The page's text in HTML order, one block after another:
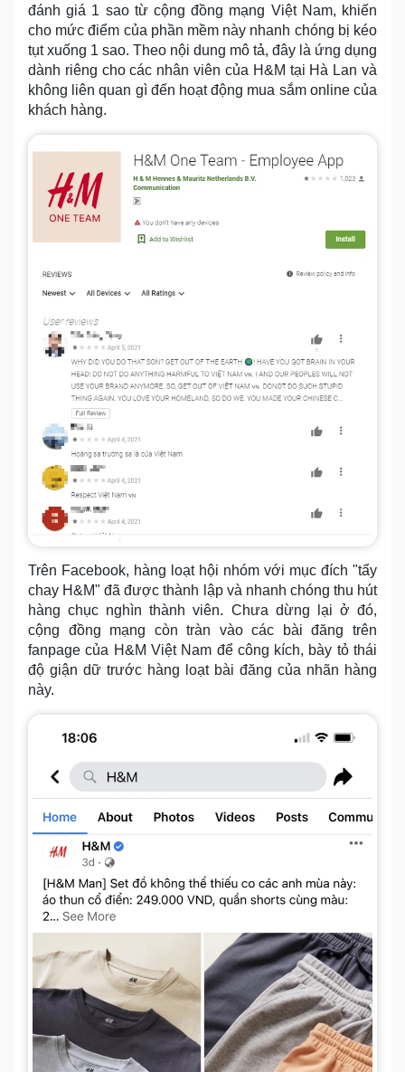
đánh giá 1 sao từ cộng đồng mạng Việt Nam, khiến
cho mức điểm của phần mềm này nhanh chóng bị kéo
tụt xuống 1 sao. Theo nội dung mô tả, đây là ứng dụng
dành riêng cho các nhân viên của H&M tại Hà Lan và
không liên quan gì đến hoạt động mua sắm online của
khách hàng.
Trên Facebook, hàng loạt hội nhóm với mục đích "tẩy
chay H&M" đã được thành lập và nhanh chóng thu hút
hàng chục nghìn thành viên. Chưa dừng lại ở đó,
cộng đồng mạng còn tràn vào các bài đăng trên
fanpage của H&M Việt Nam để công kích, bày tỏ thái
độ giận dữ trước hàng loạt bài đăng của nhãn hàng
này.